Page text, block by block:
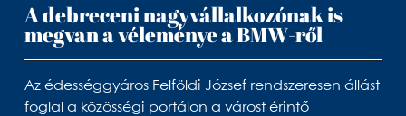
A debreceni nagyvállalkozónak is
megvan a véleménye a BMW-ről
Az édességgyáros Felföldi József rendszeresen állást
foglal a közösségi portálon a várost érintő